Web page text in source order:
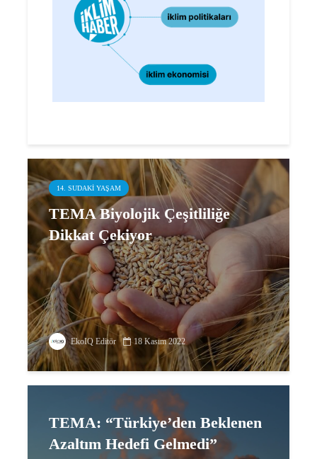
14. SUDAKI YAŞAM
TEMA Biyolojik Çeşitliliğe
Dikkat Çekiyor
EkoIQ Editör 18 Kasım 2022
TEMA: “Türkiye’den Beklenen
Azaltım Hedefi Gelmedi”